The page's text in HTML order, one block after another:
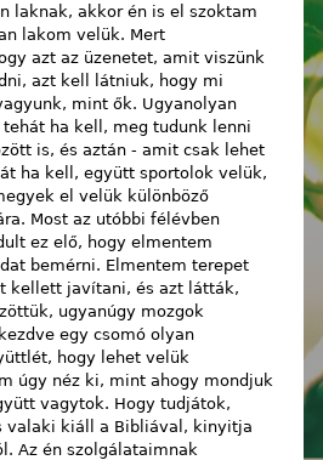
laknak, akkor én is el szoktam
lakom velük. Mert
azt az üzenetet, amit viszünk
azt kell látniuk, hogy mi
mint ők. Ugyanolyan
ha kell, meg tudunk lenni
is, és aztán - amit csak lehet
ha kell, együtt sportolok velük,
el velük különböző
Most az utóbbi félévben
ez elő, hogy elmentem
bemérni. Elmentem terepet
kellett javítani, és azt látták,
ugyanúgy mozgok
egy csomó olyan
hogy lehet velük
úgy néz ki, mint ahogy mondjuk
vagytok. Hogy tudjátok,
valaki kiáll a Bibliával, kinyitja
Az én szolgálataimnak